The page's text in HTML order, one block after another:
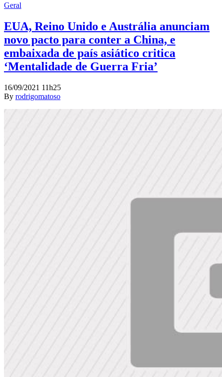
Geral
EUA, Reino Unido e Austrália anunciam
novo pacto para conter a China, e
embaixada de país asiático critica
‘Mentalidade de Guerra Fria’
16/09/2021 11h25
By rodrigomatoso